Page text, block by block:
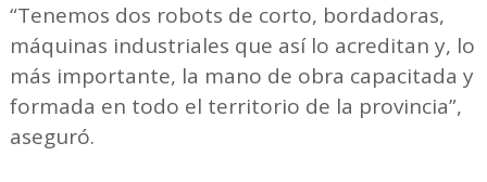
“Tenemos dos robots de corto, bordadoras,
máquinas industriales que así lo acreditan y, lo
más importante, la mano de obra capacitada y
formada en todo el territorio de la provincia”,
aseguró.